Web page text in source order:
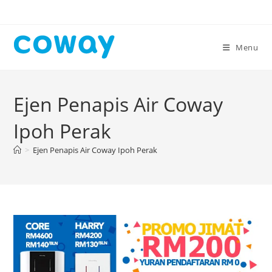
content
Menu
Ejen Penapis Air Coway
Ipoh Perak
> Ejen Penapis Air Coway Ipoh Perak